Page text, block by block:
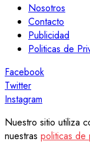
Nosotros
Contacto
Publicidad
Politicas de
Facebook
Twitter
Instagram
Nuestro sitio utiliza
nuestras politicas de